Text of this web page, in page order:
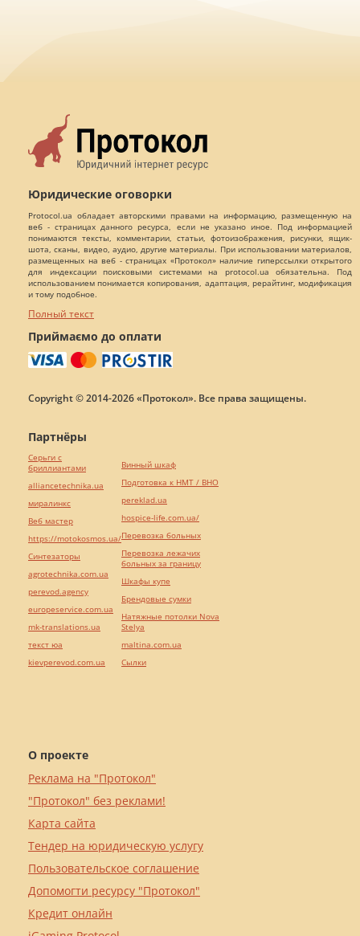
Юридические оговорки
Protocol.ua обладает авторскими правами на информацию, размещенную на
веб - страницах данного ресурса, если не указано иное. Под информацией
понимаются тексты, комментарии, статьи, фотоизображения, рисунки, ящик-
шота, сканы, видео, аудио, другие материалы. При использовании материалов,
размещенных на веб - страницах «Протокол» наличие гиперссылки открытого
для индексации поисковыми системами на protocol.ua обязательна. Под
использованием понимается копирования, адаптация, рерайтинг, модификация
и тому подобное.
Полный текст
Приймаємо до оплати
Copyright © 2014-2026 «Протокол». Все права защищены.
О проекте
Реклама на "Протокол"
"Протокол" без реклами!
Карта сайта
Тендер на юридическую услугу
Пользовательское соглашение
Допомогти ресурсу "Протокол"
Кредит онлайн
Партнёры
Серьги с
бриллиантами
alliancetechnika.ua
миралинкс
Веб мастер
https://motokosmos.ua/
Синтезаторы
agrotechnika.com.ua
perevod.agency
europeservice.com.ua
mk-translations.ua
текст юа
kievperevod.com.ua
Винный шкаф
Подготовка к НМТ / ВНО
pereklad.ua
hospice-life.com.ua/
Перевозка больных
Перевозка лежачих
больных за границу
Шкафы купе
Брендовые сумки
Натяжные потолки Nova
Stelya
maltina.com.ua
Cылки